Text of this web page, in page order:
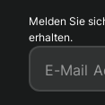
Melden Sie
erhalten.
E-Mail